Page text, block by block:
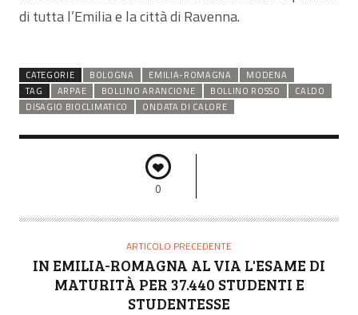
di tutta l’Emilia e la città di Ravenna.
CATEGORIE BOLOGNA EMILIA-ROMAGNA
MODENA
TAG
ARPAE BOLLINO ARANCIONE BOLLINO ROSSO
CALDO
DISAGIO BIOCLIMATICO
ONDATA DI CALORE
0
ARTICOLO PRECEDENTE
IN EMILIA-ROMAGNA AL VIA L'ESAME DI
MATURITÀ PER 37.440 STUDENTI E
STUDENTESSE